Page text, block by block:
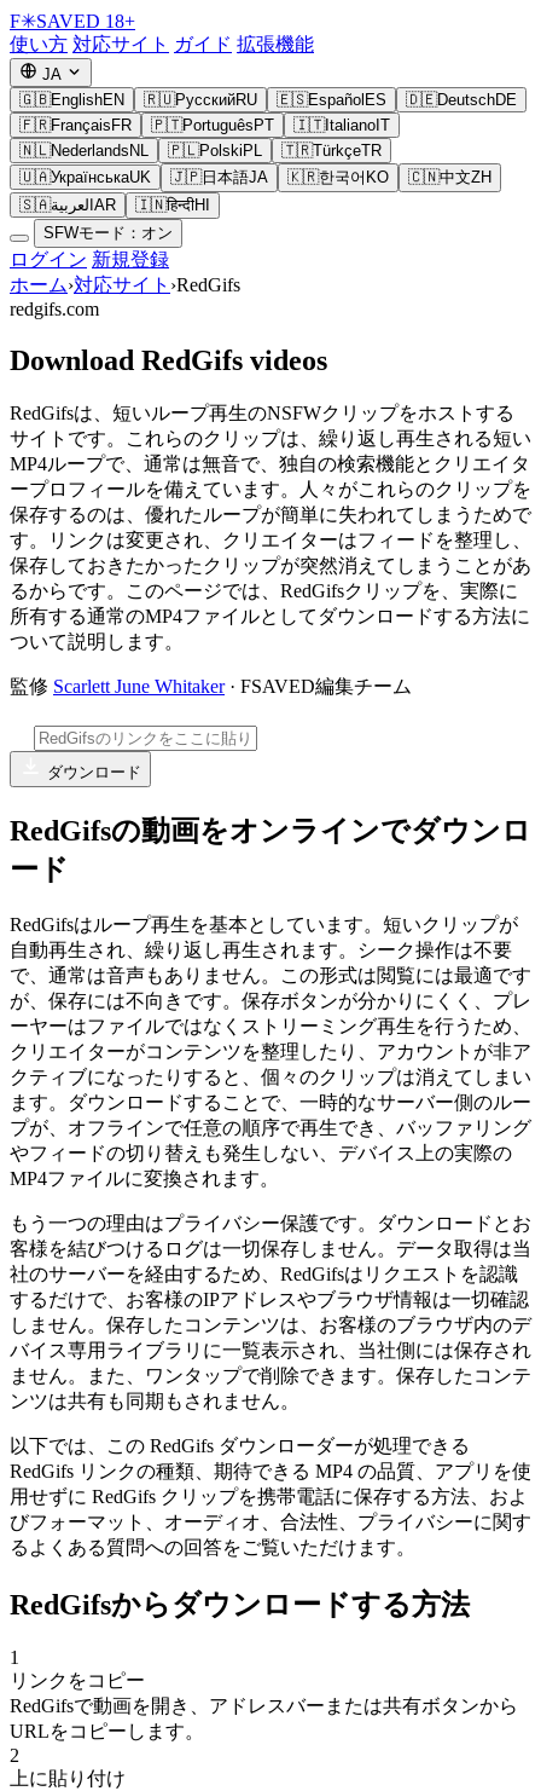
F✳SAVED 18+
使い方 対応サイト ガイド 拡張機能
JA
🇬🇧EnglishEN 🇷🇺РусскийRU 🇪🇸Español ES 🇩🇪DeutschDE
🇫🇷Français FR 🇵🇹Português PT 🇮🇹Italiano IT
🇳🇱Nederlands NL 🇵🇱Polski PL 🇹🇷TürkçeTR
🇺🇦УкраїнськаUK 🇯🇵日本語JA 🇰🇷한국어 KO 🇨🇳中文ZH
🇸🇦العربية AR 🇮🇳हिन्दीHI
SFWモード：オン
ログイン 新規登録
ホーム›対応サイト ›RedGifs
redgifs.com
Download RedGifs videos
RedGifsは、短いループ再生のNSFWクリップをホストする
サイトです。これらのクリップは、繰り返し再生される短い
MP4ループで、通常は無音で、独自の検索機能とクリエイタ
ープロフィールを備えています。人々がこれらのクリップを
保存するのは、優れたループが簡単に失われてしまうためで
す。リンクは変更され、クリエイターはフィードを整理し、
保存しておきたかったクリップが突然消えてしまうことがあ
るからです。このページでは、RedGifsクリップを、実際に
所有する通常のMP4ファイルとしてダウンロードする方法に
ついて説明します。
監修 Scarlett June Whitaker· FSAVED編集チーム
ダウンロード
RedGifsの動画をオンラインでダウンロ
ード
RedGifsはループ再生を基本としています。短いクリップが
自動再生され、繰り返し再生されます。シーク操作は不要
で、通常は音声もありません。この形式は閲覧には最適です
が、保存には不向きです。保存ボタンが分かりにくく、プレ
ーヤーはファイルではなくストリーミング再生を行うため、
クリエイターがコンテンツを整理したり、アカウントが非ア
クティブになったりすると、個々のクリップは消えてしまい
ます。ダウンロードすることで、一時的なサーバー側のルー
プが、オフラインで任意の順序で再生でき、バッファリング
やフィードの切り替えも発生しない、デバイス上の実際の
MP4ファイルに変換されます。
もう一つの理由はプライバシー保護です。ダウンロードとお
客様を結びつけるログは一切保存しません。データ取得は当
社のサーバーを経由するため、RedGifsはリクエストを認識
するだけで、お客様のIPアドレスやブラウザ情報は一切確認
しません。保存したコンテンツは、お客様のブラウザ内のデ
バイス専用ライブラリに一覧表示され、当社側には保存され
ません。また、ワンタップで削除できます。保存したコンテ
ンツは共有も同期もされません。
以下では、この RedGifs ダウンローダーが処理できる
RedGifs リンクの種類、期待できる MP4 の品質、アプリを使
用せずに RedGifs クリップを携帯電話に保存する方法、およ
びフォーマット、オーディオ、合法性、プライバシーに関す
るよくある質問への回答をご覧いただけます。
RedGifsからダウンロードする方法
1
リンクをコピー
RedGifsで動画を開き、アドレスバーまたは共有ボタンから
URLをコピーします。
2
上に貼り付け